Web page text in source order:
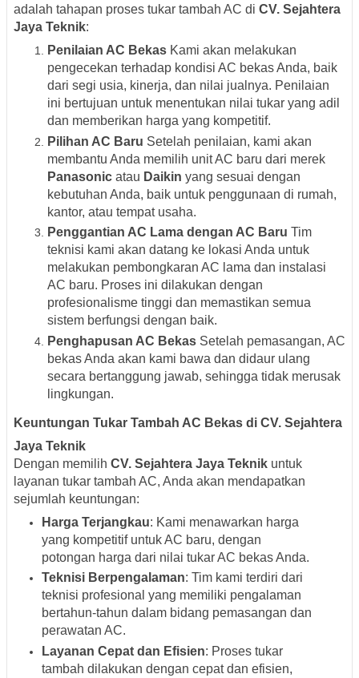
adalah tahapan proses tukar tambah AC di CV. Sejahtera
Jaya Teknik:
Penilaian AC Bekas Kami akan melakukan
pengecekan terhadap kondisi AC bekas Anda, baik
dari segi usia, kinerja, dan nilai jualnya. Penilaian
ini bertujuan untuk menentukan nilai tukar yang adil
dan memberikan harga yang kompetitif.
Pilihan AC Baru Setelah penilaian, kami akan
membantu Anda memilih unit AC baru dari merek
Panasonic atau Daikin yang sesuai dengan
kebutuhan Anda, baik untuk penggunaan di rumah,
kantor, atau tempat usaha.
Penggantian AC Lama dengan AC Baru Tim
teknisi kami akan datang ke lokasi Anda untuk
melakukan pembongkaran AC lama dan instalasi
AC baru. Proses ini dilakukan dengan
profesionalisme tinggi dan memastikan semua
sistem berfungsi dengan baik.
Penghapusan AC Bekas Setelah pemasangan, AC
bekas Anda akan kami bawa dan didaur ulang
secara bertanggung jawab, sehingga tidak merusak
lingkungan.
Keuntungan Tukar Tambah AC Bekas di CV. Sejahtera
Jaya Teknik
Dengan memilih CV. Sejahtera Jaya Teknik untuk
layanan tukar tambah AC, Anda akan mendapatkan
sejumlah keuntungan:
Harga Terjangkau: Kami menawarkan harga
yang kompetitif untuk AC baru, dengan
potongan harga dari nilai tukar AC bekas Anda.
Teknisi Berpengalaman: Tim kami terdiri dari
teknisi profesional yang memiliki pengalaman
bertahun-tahun dalam bidang pemasangan dan
perawatan AC.
Layanan Cepat dan Efisien: Proses tukar
tambah dilakukan dengan cepat dan efisien,